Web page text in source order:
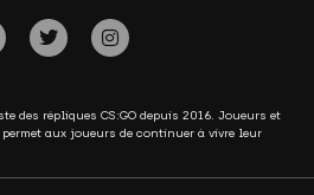
des répliques CS:GO depuis 2016. Joueurs et
aux joueurs de continuer à vivre leur